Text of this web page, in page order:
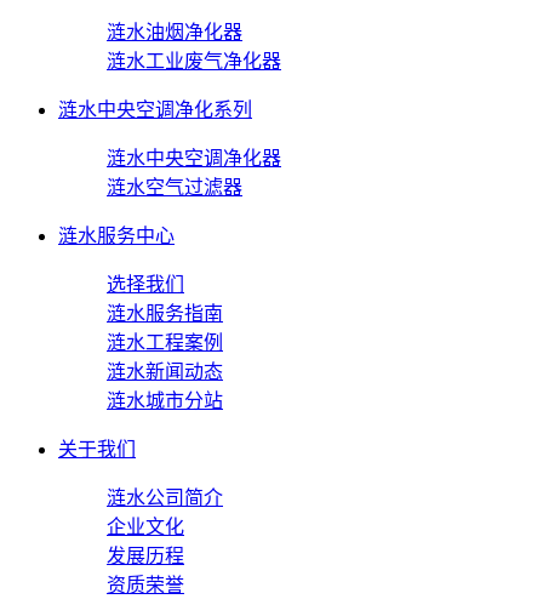
涟水油烟净化器
涟水工业废气净化器
涟水中央空调净化系列
涟水中央空调净化器
涟水空气过滤器
涟水服务中心
选择我们
涟水服务指南
涟水工程案例
涟水新闻动态
涟水城市分站
关于我们
涟水公司简介
企业文化
发展历程
资质荣誉